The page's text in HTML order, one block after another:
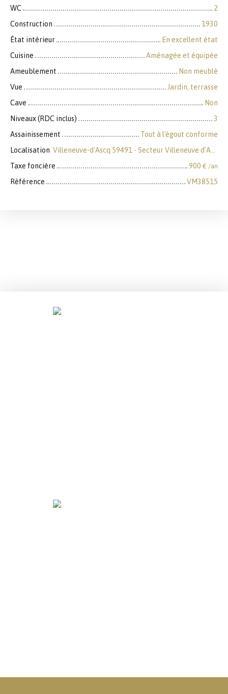
WC
2
Construction
1930
État intérieur
En excellent état
Cuisine
Aménagée et équipée
Ameublement
Non meublé
Vue
Jardin, terrasse
Cave
Non
Niveaux (RDC inclus)
3
Assainissement
Tout à l'égout conforme
Localisation
Taxe foncière
900 € /an
Référence VM38515